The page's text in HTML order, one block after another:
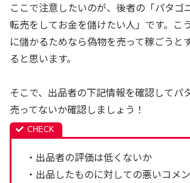
ここで注意したいのが、後者の「パタゴ
転売をしてお金を儲けたい人」です。こ
に儲かるためなら偽物を売って稼ごうと
ると思います。
そこで、出品者の下記情報を確認してパ
売ってないか確認しましょう！
・出品者の評価は低くないか
・出品したものに対しての悪いコメ